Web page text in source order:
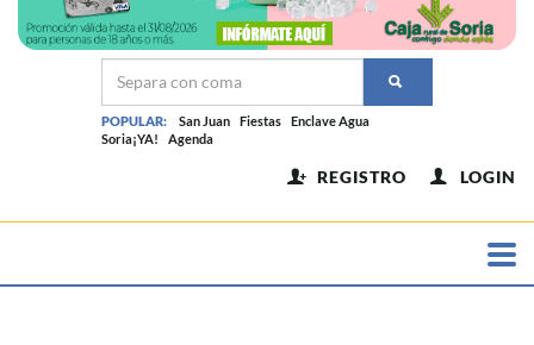
POPULAR: San Juan Fiestas
Enclave Agua
Soria¡YA!
Agenda
REGISTRO LOGIN